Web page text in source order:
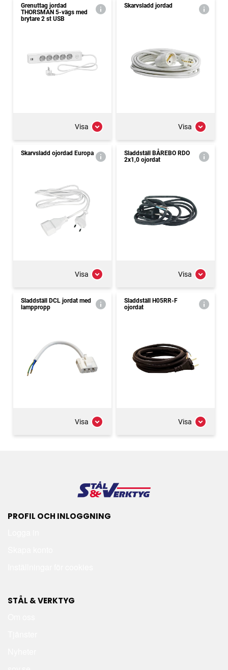
Grenuttag jordad
THORSMAN 5-vägs med
brytare 2 st USB
Visa
Skarvsladd jordad
Visa
Skarvsladd ojordad Europa
Visa
Sladdställ BÅREBO RDO
2x1,0 ojordat
Visa
Sladdställ DCL jordat med
lamppropp
Visa
Sladdställ H05RR-F
ojordat
Visa
PROFIL OCH INLOGGNING
STÅL & VERKTYG